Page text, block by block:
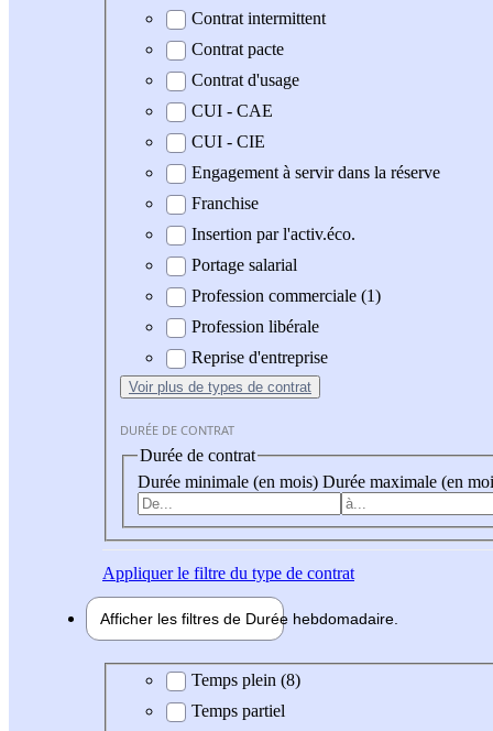
Contrat intermittent
Contrat pacte
Contrat d'usage
CUI - CAE
CUI - CIE
Engagement à servir dans la réserve
Franchise
Insertion par l'activ.éco.
Portage salarial
Profession commerciale (1)
Profession libérale
Reprise d'entreprise
Voir plus de types de contrat
DURÉE DE CONTRAT
Durée de contrat
Durée minimale (en mois) Durée maximale (en
Appliquerle filtre du type de contrat
Afficher les filtres de Durée hebdomadaire
Durée hebdomadaire
Temps plein (8)
Temps partiel